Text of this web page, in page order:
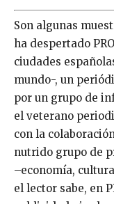
Son algunas
ha despertado
ciudades
mundo-, un
por un grupo de
el veterano
con la
nutrido grupo de
–economía,
el lector sabe, en